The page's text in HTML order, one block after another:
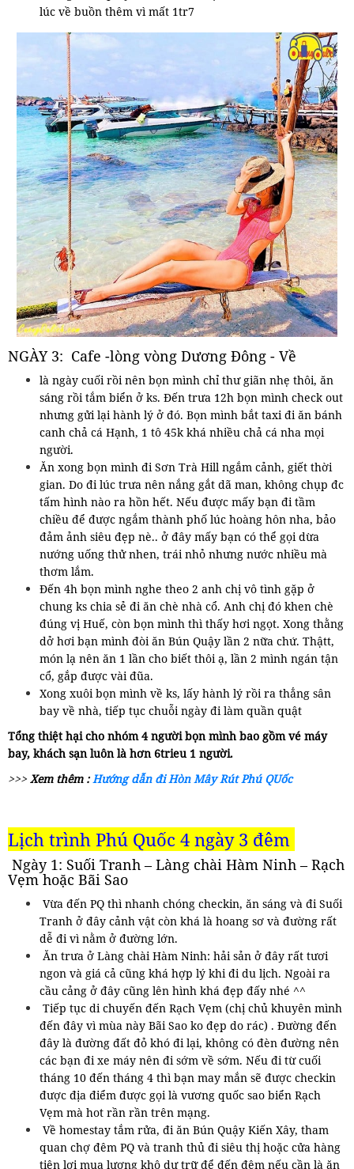
lúc về buồn thêm vì mất 1tr7
NGÀY 3: Cafe -lòng vòng Dương Đông - Về
là ngày cuối rồi nên bọn mình chỉ thư giãn nhẹ thôi, ăn
sáng rồi tắm biển ở ks. Đến trưa 12h bọn mình check out
nhưng gửi lại hành lý ở đó. Bọn mình bắt taxi đi ăn bánh
canh chả cá Hạnh, 1 tô 45k khá nhiều chả cá nha mọi
người.
Ăn xong bọn mình đi Sơn Trà Hill ngắm cảnh, giết thời
gian. Do đi lúc trưa nên nắng gắt dã man, không chụp đc
tấm hình nào ra hồn hết. Nếu được mấy bạn đi tầm
chiều để được ngắm thành phố lúc hoàng hôn nha, bảo
đảm ảnh siêu đẹp nè.. ở đây mấy bạn có thể gọi dừa
nướng uống thử nhen, trái nhỏ nhưng nước nhiều mà
thơm lắm.
Đến 4h bọn mình nghe theo 2 anh chị vô tình gặp ở
chung ks chia sẻ đi ăn chè nhà cổ. Anh chị đó khen chè
đúng vị Huế, còn bọn mình thì thấy hơi ngọt. Xong thằng
dở hơi bạn mình đòi ăn Bún Quậy lần 2 nữa chứ. Thậtt,
món lạ nên ăn 1 lần cho biết thôi ạ, lần 2 mình ngán tận
cổ, gắp được vài đũa.
Xong xuôi bọn mình về ks, lấy hành lý rồi ra thẳng sân
bay về nhà, tiếp tục chuỗi ngày đi làm quần quật
Tổng thiệt hại cho nhóm 4 người bọn mình bao gồm vé máy
bay, khách sạn luôn là hơn 6trieu 1 người.
>>> Xem thêm :Hướng dẫn đi Hòn Mây Rút Phú QUốc
Lịch trình Phú Quốc 4 ngày 3 đêm
Ngày 1: Suối Tranh – Làng chài Hàm Ninh – Rạch
Vẹm hoặc Bãi Sao
Vừa đến PQ thì nhanh chóng checkin, ăn sáng và đi Suối
Tranh ở đây cảnh vật còn khá là hoang sơ và đường rất
dễ đi vì nằm ở đường lớn.
Ăn trưa ở Làng chài Hàm Ninh: hải sản ở đây rất tươi
ngon và giá cả cũng khá hợp lý khi đi du lịch. Ngoài ra
cầu cảng ở đây cũng lên hình khá đẹp đấy nhé ^^
Tiếp tục di chuyến đến Rạch Vẹm (chị chủ khuyên mình
đến đây vì mùa này Bãi Sao ko đẹp do rác) . Đường đến
đây là đường đất đỏ khó đi lại, không có đèn đường nên
các bạn đi xe máy nên đi sớm về sớm. Nếu đi từ cuối
tháng 10 đến tháng 4 thì bạn may mắn sẽ được checkin
được địa điểm được gọi là vương quốc sao biển Rạch
Vẹm mà hot rần rần trên mạng.
Về homestay tắm rửa, đi ăn Bún Quậy Kiến Xây, tham
quan chợ đêm PQ và tranh thủ đi siêu thị hoặc cửa hàng
tiện lợi mua lương khô dự trữ để đến đêm nếu cần là ăn